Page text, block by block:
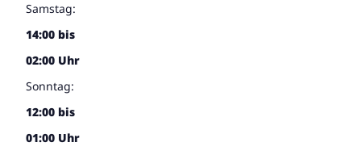
Samstag:
14:00 bis
02:00 Uhr
Sonntag:
12:00 bis
01:00 Uhr